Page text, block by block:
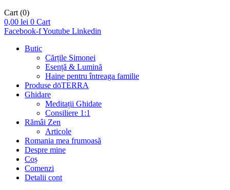
Cart (0)
0,00 lei 0 Cart
Facebook-fYoutube Linkedin
Butic
Cărțile Simonei
Esență & Lumină
Haine pentru întreaga familie
Produse dōTERRA
Ghidare
Meditații Ghidate
Consiliere 1:1
Rămâi Zen
Articole
Romania mea frumoasă
Despre mine
Coș
Comenzi
Detalii cont